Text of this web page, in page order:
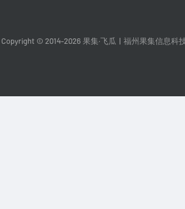
Copyright © 2014-2026 果集·飞瓜 福州果集信息科